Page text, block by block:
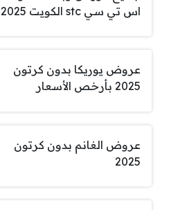
اس تي سي stc الكويت 2025
عروض يوريكا بدون كرتون
2025 بأرخص الأسعار
عروض الغانم بدون كرتون
2025